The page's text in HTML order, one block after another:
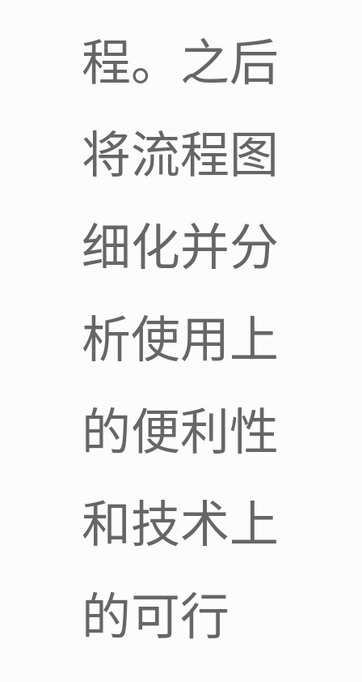
程。之后
将流程图
细化并分
析使用上
的便利性
和技术上
的可行